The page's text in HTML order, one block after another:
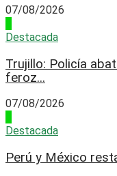
07/08/2026
Destacada
Trujillo: Policía
feroz...
07/08/2026
Destacada
Perú y México